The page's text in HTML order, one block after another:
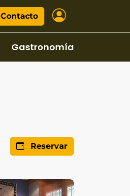
Contacto
Gastronomía
Reservar